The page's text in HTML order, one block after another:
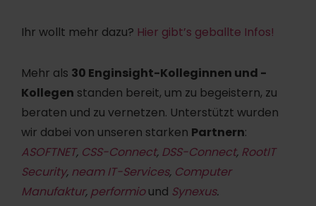
Ihr wollt mehr dazu? Hier gibt’s geballte Infos!
Mehr als 30 Enginsight-Kolleginnen und -
Kollegen standen bereit, um zu begeistern, zu
beraten und zu vernetzen. Unterstützt wurden
wir dabei von unseren starken Partnern:
ASOFTNET, CSS-Connect, DSS-Connect, RootIT
Security, neam IT-Services, Computer
Manufaktur, performiound Synexus.